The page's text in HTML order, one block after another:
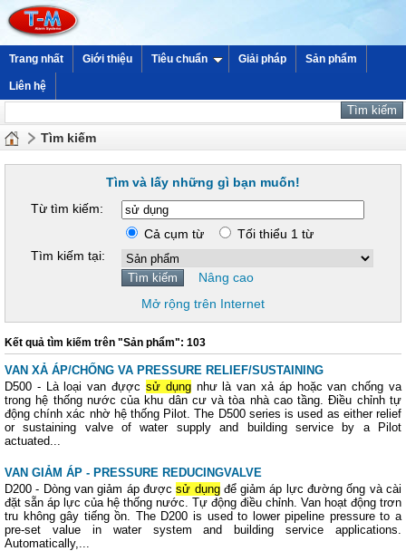
Trang nhất Giới thiệu Tiêu chuẩn Giải pháp Sản phẩm
Liên hệ
Tìm kiếm
Tìm và lấy những gì bạn muốn!
Từ tìm kiếm:
Cả cụm từ
Tối thiểu 1 từ
Tìm kiếm tại:
Nâng cao
Mở rộng trên Internet
Kết quả tìm kiếm trên "Sản phẩm": 103
VAN XẢ ÁP/CHỐNG VA PRESSURE RELIEF/SUSTAINING
D500 - Là loại van đựợc sử dụngnhư là van xả áp hoặc van chống va
trong hệ thống nước của khu dân cư và tòa nhà cao tầng. Điều chỉnh tự
động chính xác nhờ hệ thống Pilot. The D500 series is used as either relief
or sustaining valve of water supply and building service by a Pilot
actuated...
VAN GIẢM ÁP - PRESSURE REDUCINGVALVE
D200 - Dòng van giảm áp đượcsử dụngđể giảm áp lực đường ống và cài
đặt sẵn áp lực của hệ thống nước. Tự động điều chỉnh. Van hoạt động trơn
tru không gây tiếng ồn. The D200 is used to lower pipeline pressure to a
pre-set value in water system and building service applications.
Automatically,...